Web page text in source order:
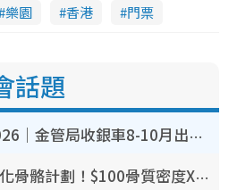
樂園 香港 門票
話題
｜金管局收銀車8-10月出沒地
骨骼計劃！$100骨質密度X光檢